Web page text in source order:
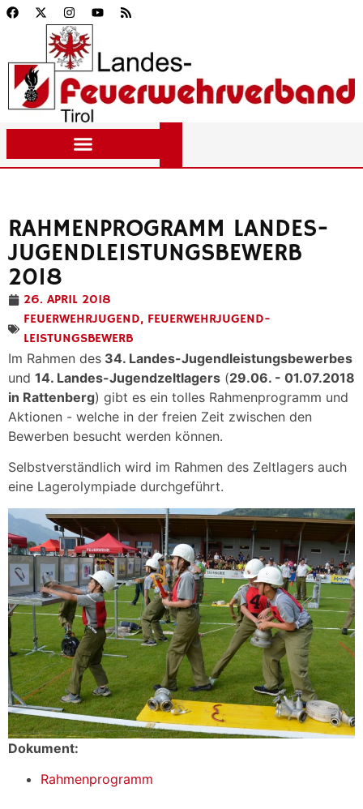
RAHMENPROGRAMM LANDES-
JUGENDLEISTUNGSBEWERB
2018
26. APRIL 2018
FEUERWEHRJUGEND, FEUERWEHRJUGEND-
LEISTUNGSBEWERB
Im Rahmen des 34. Landes-Jugendleistungsbewerbes
und 14. Landes-Jugendzeltlagers (29.06. - 01.07.2018
in Rattenberg) gibt es ein tolles Rahmenprogramm und
Aktionen - welche in der freien Zeit zwischen den
Bewerben besucht werden können.
Selbstverständlich wird im Rahmen des Zeltlagers auch
eine Lagerolympiade durchgeführt.
Dokument:
Rahmenprogramm